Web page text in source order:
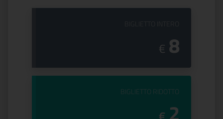
€ 8
PREZZO DEL
BIGLIETTO RIDOTTO